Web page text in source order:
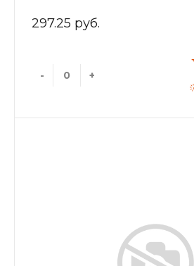
297.25 руб.
-
+